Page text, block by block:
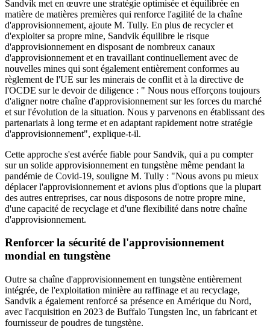
Sandvik met en œuvre une stratégie optimisée et équilibrée en
matière de matières premières qui renforce l'agilité de la chaîne
d'approvisionnement, ajoute M. Tully. En plus de recycler et
d'exploiter sa propre mine, Sandvik équilibre le risque
d'approvisionnement en disposant de nombreux canaux
d'approvisionnement et en travaillant continuellement avec de
nouvelles mines qui sont également entièrement conformes au
règlement de l'UE sur les minerais de conflit et à la directive de
l'OCDE sur le devoir de diligence : " Nous nous efforçons toujours
d'aligner notre chaîne d'approvisionnement sur les forces du marché
et sur l'évolution de la situation. Nous y parvenons en établissant des
partenariats à long terme et en adaptant rapidement notre stratégie
d'approvisionnement", explique-t-il.
Cette approche s'est avérée fiable pour Sandvik, qui a pu compter
sur un solide approvisionnement en tungstène même pendant la
pandémie de Covid-19, souligne M. Tully : "Nous avons pu mieux
déplacer l'approvisionnement et avions plus d'options que la plupart
des autres entreprises, car nous disposons de notre propre mine,
d'une capacité de recyclage et d'une flexibilité dans notre chaîne
d'approvisionnement.
Renforcer la sécurité de l'approvisionnement
mondial en tungstène
Outre sa chaîne d'approvisionnement en tungstène entièrement
intégrée, de l'exploitation minière au raffinage et au recyclage,
Sandvik a également renforcé sa présence en Amérique du Nord,
avec l'acquisition en 2023 de Buffalo Tungsten Inc, un fabricant et
fournisseur de poudres de tungstène.